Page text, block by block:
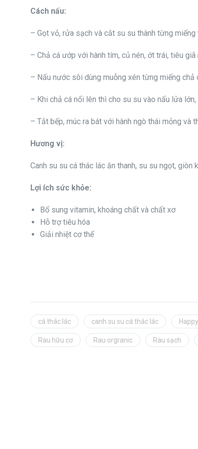
Cách nấu:
– Gọt vỏ, rửa sạch và cắt su su thành từng miếng
– Chả cá ướp với hành tím, củ nén, ớt trái, tiêu
– Nấu nước sôi dùng muỗng xén từng miếng chả
– Khi chả cá nổi lên thì cho su su vào nấu lửa
– Tắt bếp, múc ra bát với hành ngò thái mỏng và
Hương vị:
Canh su su cá thác lác ăn thanh, su su ngọt, giòn
Lợi ích sức khỏe:
Bổ sung vitamin, khoáng chất và chất xơ
Hỗ trợ tiêu hóa
Giải nhiệt cơ thể
cá thác lác canh su su cá thác lác
Rau hữu cơ Rau orgranic Rau sạch